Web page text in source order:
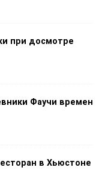
при досмотре
Фаучи времен
в Хьюстоне